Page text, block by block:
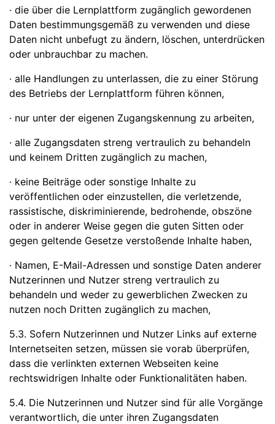
· die über die Lernplattform zugänglich gewordenen
Daten bestimmungsgemäß zu verwenden und diese
Daten nicht unbefugt zu ändern, löschen, unterdrücken
oder unbrauchbar zu machen.
· alle Handlungen zu unterlassen, die zu einer Störung
des Betriebs der Lernplattform führen können,
· nur unter der eigenen Zugangskennung zu arbeiten,
· alle Zugangsdaten streng vertraulich zu behandeln
und keinem Dritten zugänglich zu machen,
· keine Beiträge oder sonstige Inhalte zu
veröffentlichen oder einzustellen, die verletzende,
rassistische, diskriminierende, bedrohende, obszöne
oder in anderer Weise gegen die guten Sitten oder
gegen geltende Gesetze verstoßende Inhalte haben,
· Namen, E-Mail-Adressen und sonstige Daten anderer
Nutzerinnen und Nutzer streng vertraulich zu
behandeln und weder zu gewerblichen Zwecken zu
nutzen noch Dritten zugänglich zu machen,
5.3. Sofern Nutzerinnen und Nutzer Links auf externe
Internetseiten setzen, müssen sie vorab überprüfen,
dass die verlinkten externen Webseiten keine
rechtswidrigen Inhalte oder Funktionalitäten haben.
5.4. Die Nutzerinnen und Nutzer sind für alle Vorgänge
verantwortlich, die unter ihren Zugangsdaten